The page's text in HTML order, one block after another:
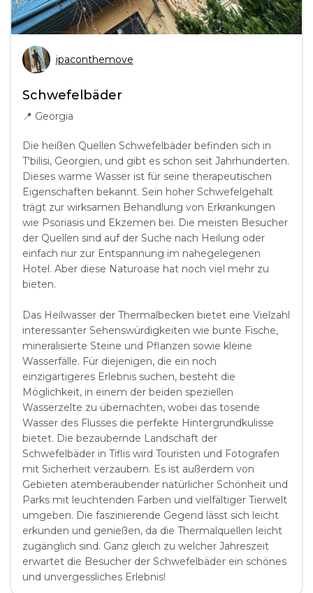
ipaconthemove
Schwefelbäder
📍 Georgia
Die heißen Quellen Schwefelbäder befinden sich in
T'bilisi, Georgien, und gibt es schon seit Jahrhunderten.
Dieses warme Wasser ist für seine therapeutischen
Eigenschaften bekannt. Sein hoher Schwefelgehalt
trägt zur wirksamen Behandlung von Erkrankungen
wie Psoriasis und Ekzemen bei. Die meisten Besucher
der Quellen sind auf der Suche nach Heilung oder
einfach nur zur Entspannung im nahegelegenen
Hotel. Aber diese Naturoase hat noch viel mehr zu
bieten.
Das Heilwasser der Thermalbecken bietet eine Vielzahl
interessanter Sehenswürdigkeiten wie bunte Fische,
mineralisierte Steine und Pflanzen sowie kleine
Wasserfälle. Für diejenigen, die ein noch
einzigartigeres Erlebnis suchen, besteht die
Möglichkeit, in einem der beiden speziellen
Wasserzelte zu übernachten, wobei das tosende
Wasser des Flusses die perfekte Hintergrundkulisse
bietet. Die bezaubernde Landschaft der
Schwefelbäder in Tiflis wird Touristen und Fotografen
mit Sicherheit verzaubern. Es ist außerdem von
Gebieten atemberaubender natürlicher Schönheit und
Parks mit leuchtenden Farben und vielfältiger Tierwelt
umgeben. Die faszinierende Gegend lässt sich leicht
erkunden und genießen, da die Thermalquellen leicht
zugänglich sind. Ganz gleich zu welcher Jahreszeit
erwartet die Besucher der Schwefelbäder ein schönes
und unvergessliches Erlebnis!